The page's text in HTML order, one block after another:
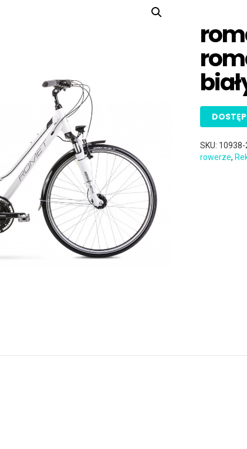
SKU:
rowerze,